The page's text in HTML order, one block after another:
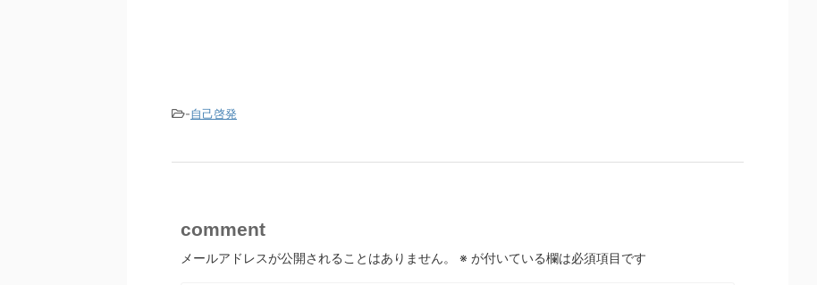
-自己啓発
comment
メールアドレスが公開されることはありません。 ※ が付いている欄は必須項目です